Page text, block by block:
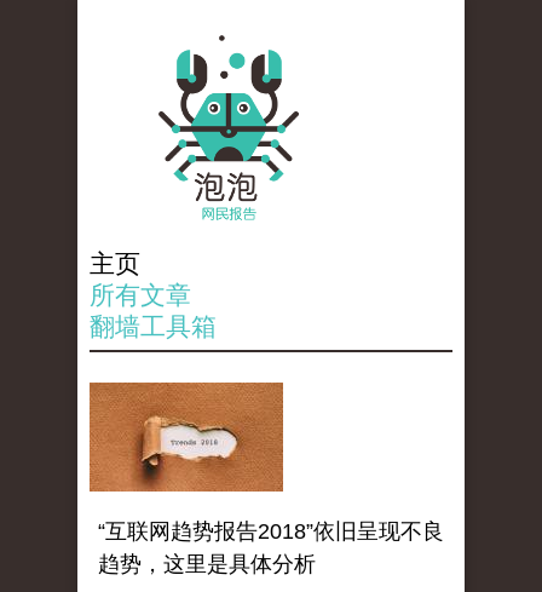
主页
所有文章
翻墙工具箱
“互联网趋势报告2018”依旧呈现不良
趋势，这里是具体分析